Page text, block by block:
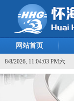
网站首页
8/8/2026, 11:04:03 PM六